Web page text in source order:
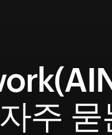
주 묻